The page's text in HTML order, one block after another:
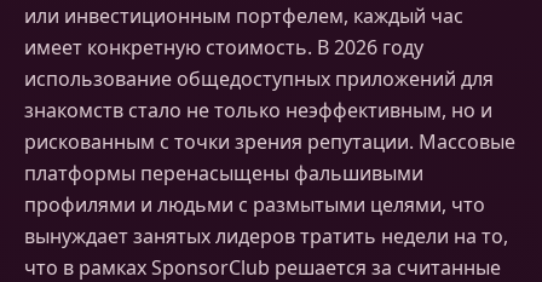
или инвестиционным портфелем, каждый час
имеет конкретную стоимость. В 2026 году
использование общедоступных приложений для
знакомств стало не только неэффективным, но и
рискованным с точки зрения репутации. Массовые
платформы перенасыщены фальшивыми
профилями и людьми с размытыми целями, что
вынуждает занятых лидеров тратить недели на то,
что в рамках SponsorClub решается за считанные